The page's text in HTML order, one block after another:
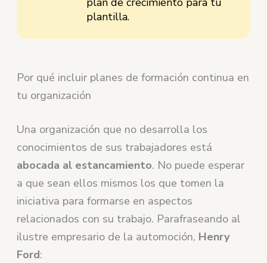
plantilla.
Por qué incluir planes de formación continua en
tu organización
Una organización que no desarrolla los
conocimientos de sus trabajadores está
abocada al estancamiento. No puede esperar
a que sean ellos mismos los que tomen la
iniciativa para formarse en aspectos
relacionados con su trabajo. Parafraseando al
ilustre empresario de la automoción, Henry
Ford: